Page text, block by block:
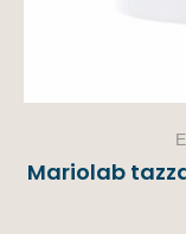
Mariolab